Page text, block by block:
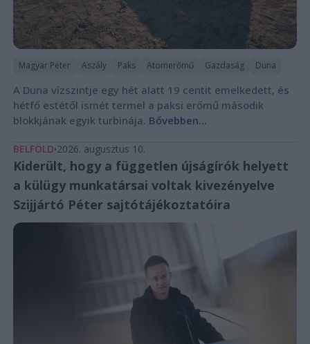
Magyar Péter Aszály Paks Atomerőmű Gazdaság Duna
A Duna vízszintje egy hét alatt 19 centit emelkedett, és
hétfő estétől ismét termel a paksi erőmű második
blokkjának egyik turbinája. Bővebben...
BELFÖLD 2026. augusztus 10.
Kiderült, hogy a független újságírók helyett
a külügy munkatársai voltak kivezényelve
Szijjártó Péter sajtótájékoztatóira